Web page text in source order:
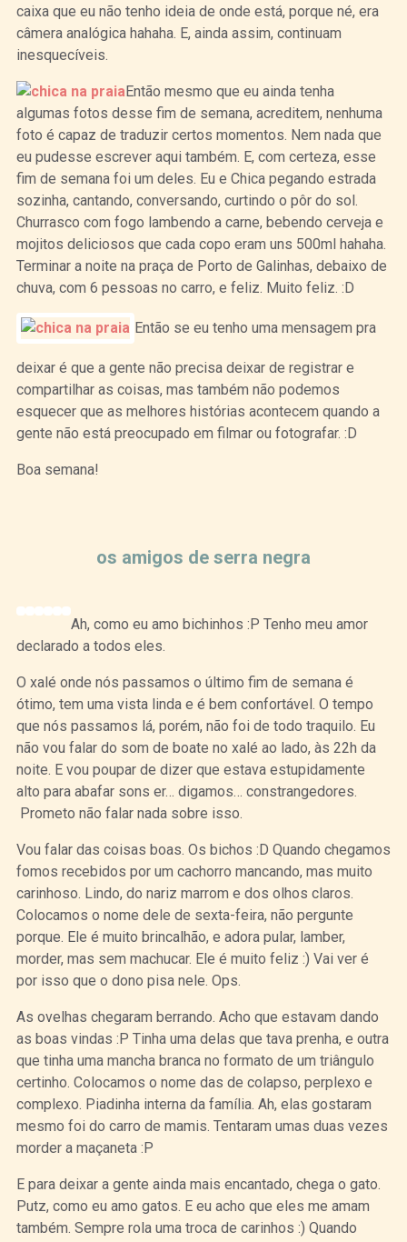
caixa que eu não tenho ideia de onde está, porque né, era
câmera analógica hahaha. E, ainda assim, continuam
inesquecíveis.
Então mesmo que eu ainda tenha
algumas fotos desse fim de semana, acreditem, nenhuma
foto é capaz de traduzir certos momentos. Nem nada que
eu pudesse escrever aqui também. E, com certeza, esse
fim de semana foi um deles. Eu e Chica pegando estrada
sozinha, cantando, conversando, curtindo o pôr do sol.
Churrasco com fogo lambendo a carne, bebendo cerveja e
mojitos deliciosos que cada copo eram uns 500ml hahaha.
Terminar a noite na praça de Porto de Galinhas, debaixo de
chuva, com 6 pessoas no carro, e feliz. Muito feliz. :D
Então se eu tenho uma mensagem pra
deixar é que a gente não precisa deixar de registrar e
compartilhar as coisas, mas também não podemos
esquecer que as melhores histórias acontecem quando a
gente não está preocupado em filmar ou fotografar. :D
Boa semana!
os amigos de serra negra
Ah, como eu amo bichinhos :P Tenho meu amor
declarado a todos eles.
O xalé onde nós passamos o último fim de semana é
ótimo, tem uma vista linda e é bem confortável. O tempo
que nós passamos lá, porém, não foi de todo traquilo. Eu
não vou falar do som de boate no xalé ao lado, às 22h da
noite. E vou poupar de dizer que estava estupidamente
alto para abafar sons er… digamos… constrangedores.
Prometo não falar nada sobre isso.
Vou falar das coisas boas. Os bichos :D Quando chegamos
fomos recebidos por um cachorro mancando, mas muito
carinhoso. Lindo, do nariz marrom e dos olhos claros.
Colocamos o nome dele de sexta-feira, não pergunte
porque. Ele é muito brincalhão, e adora pular, lamber,
morder, mas sem machucar. Ele é muito feliz :) Vai ver é
por isso que o dono pisa nele. Ops.
As ovelhas chegaram berrando. Acho que estavam dando
as boas vindas :P Tinha uma delas que tava prenha, e outra
que tinha uma mancha branca no formato de um triângulo
certinho. Colocamos o nome das de colapso, perplexo e
complexo. Piadinha interna da família. Ah, elas gostaram
mesmo foi do carro de mamis. Tentaram umas duas vezes
morder a maçaneta :P
E para deixar a gente ainda mais encantado, chega o gato.
Putz, como eu amo gatos. E eu acho que eles me amam
também. Sempre rola uma troca de carinhos :) Quando